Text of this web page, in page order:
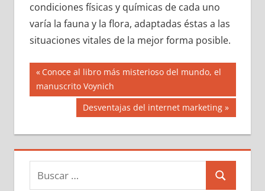
condiciones físicas y químicas de cada uno
varía la fauna y la flora, adaptadas éstas a las
situaciones vitales de la mejor forma posible.
Navegación
de
entradas
Entrada
anterior:
Conoce al libro más misterioso del mundo, el
manuscrito Voynich
Siguiente
entrada:
Desventajas del internet marketing
Buscar:
Buscar